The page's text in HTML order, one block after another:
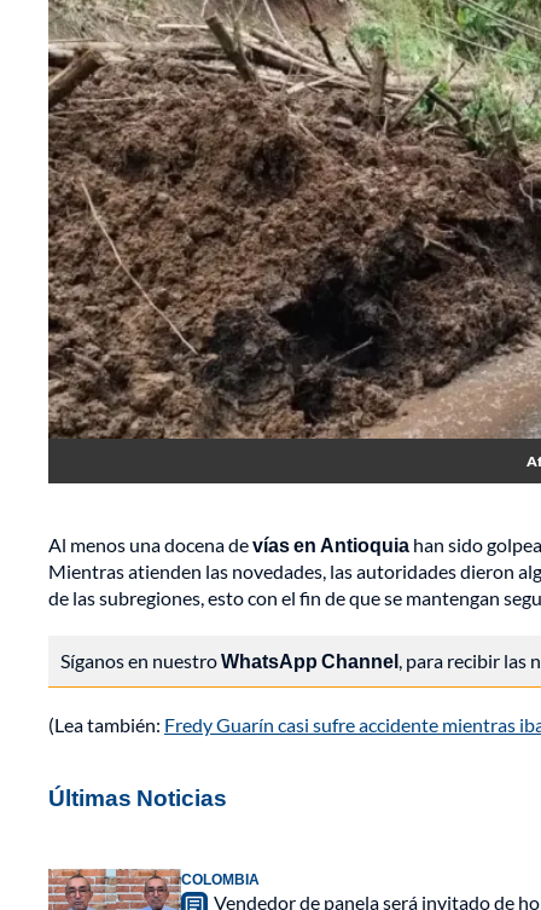
Al menos una docena devías en Antioquia han sido
Mientras atienden las novedades, las autoridades dieron
de las subregiones, esto con el fin de que se mantengan
Síganos en nuestroWhatsApp Channel, para recibir las
(Lea también: Fredy Guarín casi sufre accidente mientras
Últimas Noticias
COLOMBIA
Vendedor de panela será invitado de